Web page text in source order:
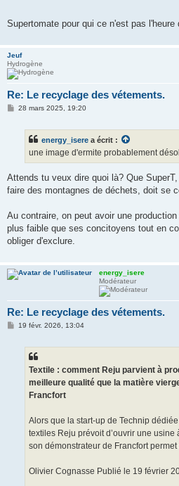
Supertomate pour qui ce n'est pas l'heure
Jeuf
Hydrogène
Re: Le recyclage des vétements.
M28 mars 2025, 19:20
energy_isere a écrit :
une image d'ermite probablement
Attends tu veux dire quoi là? Que
faire des montagnes de déchets, doit se
Au contraire, on peut avoir une
plus faible que ses concitoyens tout en
obliger d'exclure.
energy_isere
Modérateur
Re: Le recyclage des vétements.
M
19 févr. 2026, 13:04
Textile : comment Reju parvient à
meilleure qualité que la matière
Francfort
Alors que la start-up de Technip
textiles Reju prévoit d’ouvrir une
son démonstrateur de Francfort
Olivier Cognasse Publié le 19 février